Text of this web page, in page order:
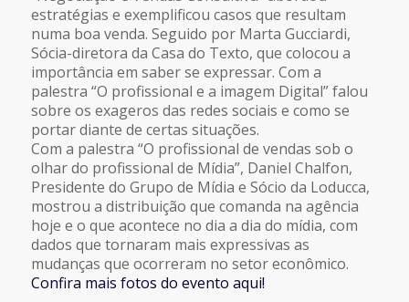
estratégias e exemplificou casos que resultam
numa boa venda. Seguido por Marta Gucciardi,
Sócia-diretora da Casa do Texto, que colocou a
importância em saber se expressar. Com a
palestra “O profissional e a imagem Digital” falou
sobre os exageros das redes sociais e como se
portar diante de certas situações.
Com a palestra “O profissional de vendas sob o
olhar do profissional de Mídia”, Daniel Chalfon,
Presidente do Grupo de Mídia e Sócio da Loducca,
mostrou a distribuição que comanda na agência
hoje e o que acontece no dia a dia do mídia, com
dados que tornaram mais expressivas as
mudanças que ocorreram no setor econômico.
Confira mais fotos do evento aqui!